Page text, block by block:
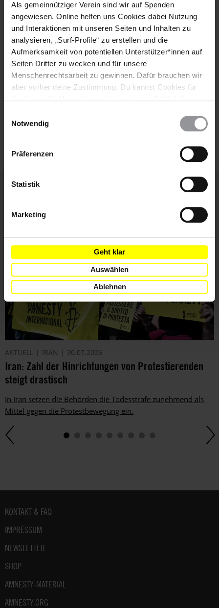
Als gemeinnütziger Verein sind wir auf Spenden
angewiesen. Online helfen uns Cookies dabei Nutzung
und Interaktionen mit unseren Seiten und Inhalten zu
analysieren, „Surf-Profile“ zu erstellen und die
Aufmerksamkeit von potentiellen Unterstützer*innen auf
Seiten Dritter zu wecken und für unsere
Menschenrechtsarbeit zu gewinnen. Dafür brauchen wir
aber vorher deine Zustimmung. Du kannst Cookies für
wieder ändern. Diesen Banner kannst Du über den Link
Notwendig
Präferenzen
Statistik
Marketing
Geht klar
Auswählen
Ablehnen
Vorname
Nachname
E-
Mail
Nutzungsbedingungen
gelesen und stimme
AKTUELL IRAN 30.07.2026
Iran: Zahl der Hinrichtungen von Protestierenden
steigt drastisch
In Iran setzen die Behörden die Todesstrafe zunehmend als
Mittel gegen die Protestbewegung ein.
Fußbereich
KONTAKT & FAQ
IMPRESSUM
NEWSLETTER
SHOP
AMNESTY-MATERIAL
AMNESTY.ORG